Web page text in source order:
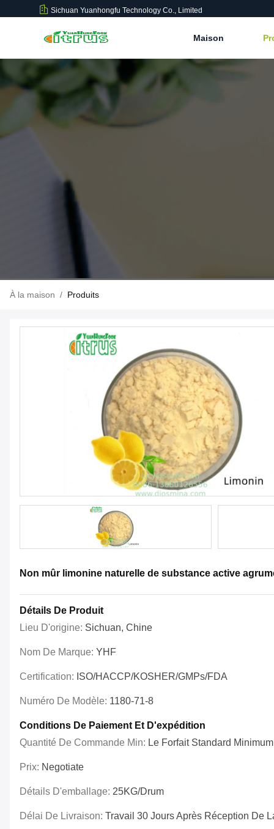
Sichuan Yuanhongfu Technology Co., Limited
Maison
À la maison / Produits
Non mûr limonine naturelle de substance active
Détails De Produit
Lieu D'origine: Sichuan, Chine
Nom De Marque: YHF
Certification: ISO/HACCP/KOSHER/GMPs/FDA
Numéro De Modèle: 1180-71-8
Conditions De Paiement Et D'expédition
Quantité De Commande Min: Le Forfait Standard
Prix: Negotiate
Détails D'emballage: 25KG/drum
Délai De Livraison: Travail 30 Jours Après Réception De